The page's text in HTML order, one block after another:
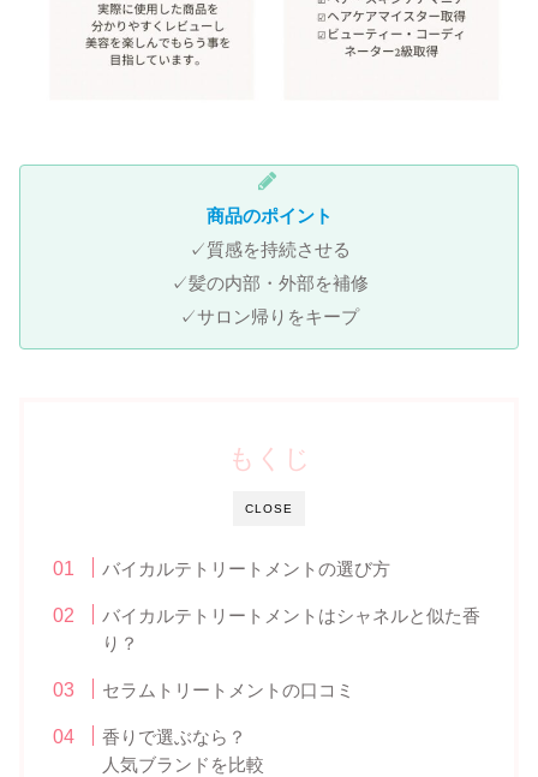
商品のポイント
✓質感を持続させる
✓髪の内部・外部を補修
✓サロン帰りをキープ
CLOSE
もくじ
バイカルテトリートメントの選び方
バイカルテトリートメントはシャネルと似た香
り？
セラムトリートメントの口コミ
香りで選ぶなら？
人気ブランドを比較